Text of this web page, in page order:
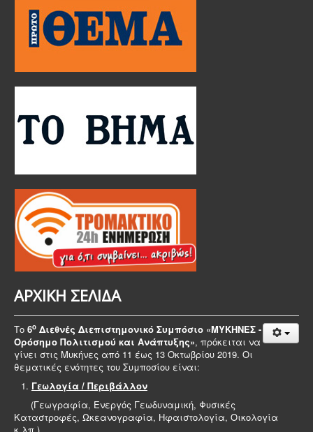
ΑΡΧΙΚΗ ΣΕΛΙΔΑ
Το 6ο Διεθνές Διεπιστημονικό Συμπόσιο «ΜΥΚΗΝΕΣ -
Ορόσημο Πολιτισμού και Ανάπτυξης», πρόκειται να
γίνει στις Μυκήνες από 11 έως 13 Οκτωβρίου 2019. Οι
θεματικές ενότητες του Συμποσίου είναι:
Γεωλογία / Περιβάλλον
(Γεωγραφία, Ενεργός Γεωδυναμική, Φυσικές
Καταστροφές, Ωκεανογραφία, Ηφαιστολογία, Οικολογία